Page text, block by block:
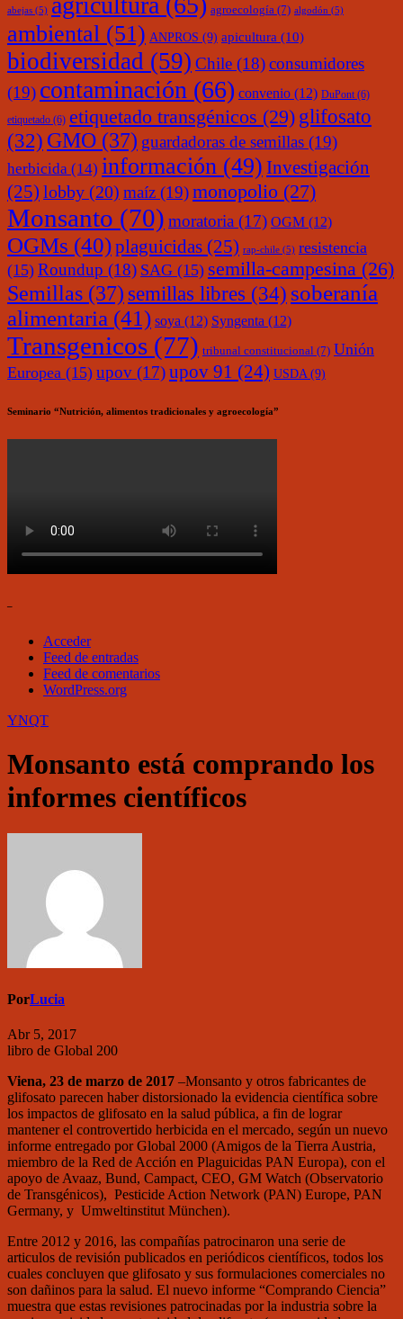
abejas (5) agroecología (7) algodón (5)
ambiental (51) ANPROS (9) apicultura (10)
biodiversidad (59) Chile (18)consumidores
(19) contaminación (66) convenio (12) DuPont (6)
etiquetado (6) etiquetado transgénicos (29) glifosato
(32) GMO (37) guardadoras de semillas (19)
herbicida (14) información (49) Investigación
(25) lobby (20) maíz (19)monopolio (27)
Monsanto (70) moratoria (17) OGM (12)
OGMs (40)plaguicidas (25) rap-chile (5) resistencia
(15) Roundup (18) SAG (15) semilla-campesina (26)
Semillas (37) semillas libres (34) soberanía
alimentaria (41) soya (12) Syngenta (12)
Transgenicos (77) tribunal constitucional (7) Unión
Europea (15) upov (17)upov 91 (24) USDA (9)
Seminario “Nutrición, alimentos tradicionales y agroecología”
–
Acceder
Feed de entradas
Feed de comentarios
WordPress.org
YNQT
Monsanto está comprando los
informes científicos
PorLucia
Abr 5, 2017
libro de Global 200
Viena, 23 de marzo de 2017 –Monsanto y otros fabricantes de
glifosato parecen haber distorsionado la evidencia científica sobre
los impactos de glifosato en la salud pública, a fin de lograr
mantener el controvertido herbicida en el mercado, según un nuevo
informe entregado por Global 2000 (Amigos de la Tierra Austria,
miembro de la Red de Acción en Plaguicidas PAN Europa), con el
apoyo de Avaaz, Bund, Campact, CEO, GM Watch (Observatorio
de Transgénicos), Pesticide Action Network (PAN) Europe, PAN
Germany, y Umweltinstitut München).
Entre 2012 y 2016, las compañías patrocinaron una serie de
articulos de revisión publicados en periódicos científicos, todos los
cuales concluyen que glifosato y sus formulaciones comerciales no
son dañinos para la salud. El nuevo informe “Comprando Ciencia”
muestra que estas revisiones patrocinadas por la industria sobre la